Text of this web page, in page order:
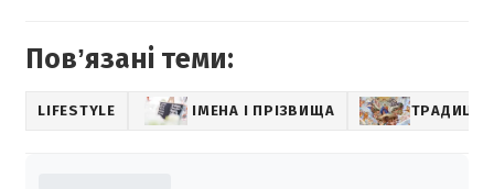
Повʼязані теми:
LIFESTYLE ІМЕНА І ПРІЗВИЩА ТРАДИЦІЇ